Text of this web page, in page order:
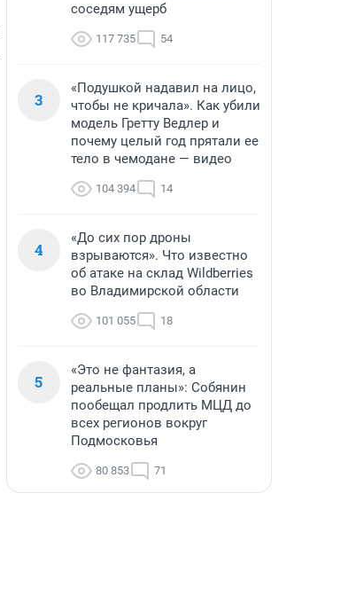
соседям ущерб
117 735 54
3
«Подушкой надавил на лицо,
чтобы не кричала». Как убили
модель Гретту Ведлер и
почему целый год прятали ее
тело в чемодане — видео
104 394 14
4
«До сих пор дроны
взрываются». Что известно
об атаке на склад Wildberries
во Владимирской области
101 055 18
5
«Это не фантазия, а
реальные планы»: Собянин
пообещал продлить МЦД до
всех регионов вокруг
Подмосковья
80 853 71